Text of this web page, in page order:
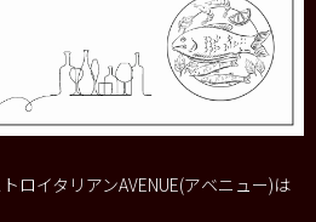
ロイタリアンAVENUE(アベニュー)は